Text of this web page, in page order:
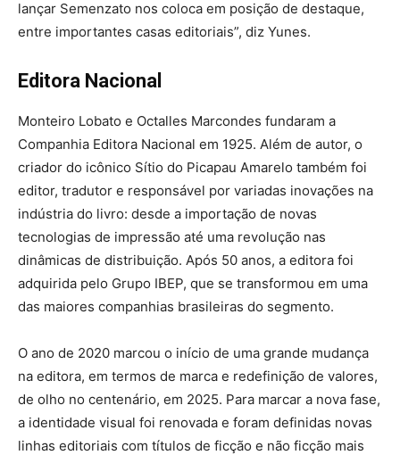
lançar Semenzato nos coloca em posição de destaque,
entre importantes casas editoriais”, diz Yunes.
Editora Nacional
Monteiro Lobato e Octalles Marcondes fundaram a
Companhia Editora Nacional em 1925. Além de autor, o
criador do icônico Sítio do Picapau Amarelo também foi
editor, tradutor e responsável por variadas inovações na
indústria do livro: desde a importação de novas
tecnologias de impressão até uma revolução nas
dinâmicas de distribuição. Após 50 anos, a editora foi
adquirida pelo Grupo IBEP, que se transformou em uma
das maiores companhias brasileiras do segmento.
O ano de 2020 marcou o início de uma grande mudança
na editora, em termos de marca e redefinição de valores,
de olho no centenário, em 2025. Para marcar a nova fase,
a identidade visual foi renovada e foram definidas novas
linhas editoriais com títulos de ficção e não ficção mais